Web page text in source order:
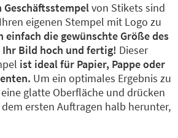
von Stikets sind
eigenen Stempel mit Logo zu
einfach die gewünschte Größe des
Ihr Bild hoch und fertig! Dieser
ist ideal für Papier, Pappe oder
Um ein optimales Ergebnis zu
glatte Oberfläche und drücken
ersten Auftragen halb herunter,